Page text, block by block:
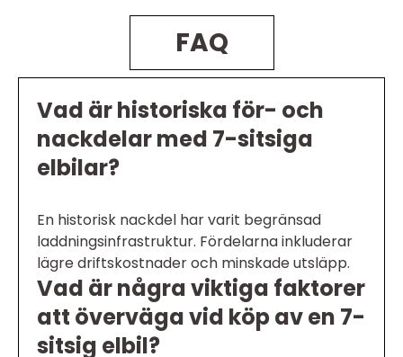
FAQ
Vad är historiska för- och
nackdelar med 7-sitsiga
elbilar?
En historisk nackdel har varit begränsad
laddningsinfrastruktur. Fördelarna inkluderar
lägre driftskostnader och minskade utsläpp.
Vad är några viktiga faktorer
att överväga vid köp av en 7-
sitsig elbil?